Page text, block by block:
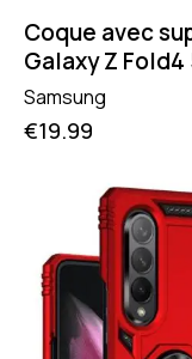
Coque avec
Galaxy Z Fold4
Samsung
€19.99